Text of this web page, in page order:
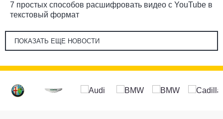
7 простых способов расшифровать видео c YouTube в
текстовый формат
ПОКАЗАТЬ ЕЩЕ НОВОСТИ